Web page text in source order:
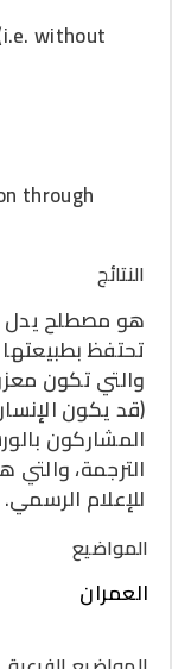
without
through
النتائج
هو مصطلح يدل
تحتفظ
والتي تكون
(قد يكون
المشاركون
الترجمة،
للإعلام الرسمي.
المواضيع
العمران